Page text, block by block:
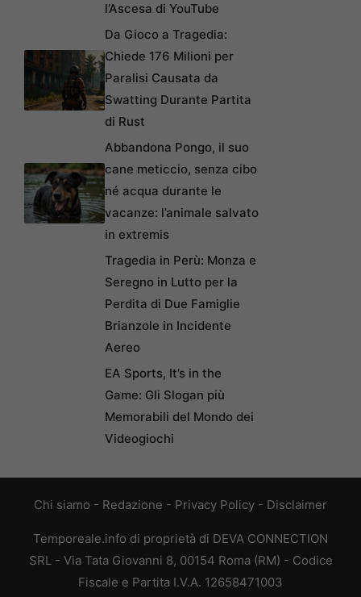
l’Ascesa di YouTube
Da Gioco a Tragedia:
Chiede 176 Milioni per
Paralisi Causata da
Swatting Durante Partita
di Rust
Abbandona Pongo, il suo
cane meticcio, senza cibo
né acqua durante le
vacanze: l’animale salvato
in extremis
Tragedia in Perù: Monza e
Seregno in Lutto per la
Perdita di Due Famiglie
Brianzole in Incidente
Aereo
EA Sports, It’s in the
Game: Gli Slogan più
Memorabili del Mondo dei
Videogiochi
Chi siamo - Redazione - Privacy Policy - Disclaimer
Temporeale.info di proprietà di DEVA CONNECTION
SRL - Via Tata Giovanni 8, 00154 Roma (RM) - Codice
Fiscale e Partita I.V.A. 12658471003